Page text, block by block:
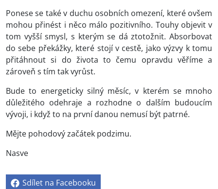
Ponese se také v duchu osobních omezení, které ovšem
mohou přinést i něco málo pozitivního. Touhy objevit v
tom vyšší smysl, s kterým se dá ztotožnit. Absorbovat
do sebe překážky, které stojí v cestě, jako výzvy k tomu
přitáhnout si do života to čemu opravdu věříme a
zároveň s tím tak vyrůst.
Bude to energeticky silný měsíc, v kterém se mnoho
důležitého odehraje a rozhodne o dalším budoucím
vývoji, i když to na první danou nemusí být patrné.
Mějte pohodový začátek podzimu.
Nasve
Sdílet na Facebooku